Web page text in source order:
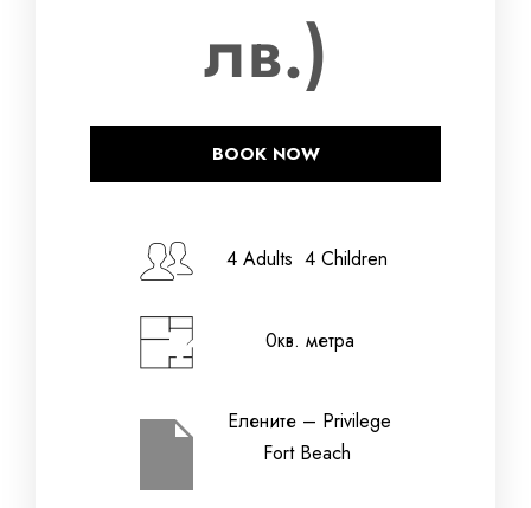
лв.)
BOOK NOW
Дата на напускане
4 Adults 4 Children
0кв. метра
Елените – Privilege
Fort Beach